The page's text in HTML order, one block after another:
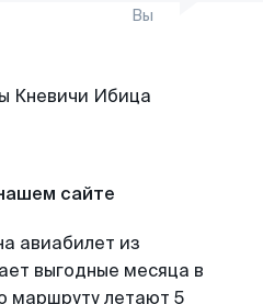
Вы
сайте
авиабилет из
выгодные месяца в
маршруту летают 5